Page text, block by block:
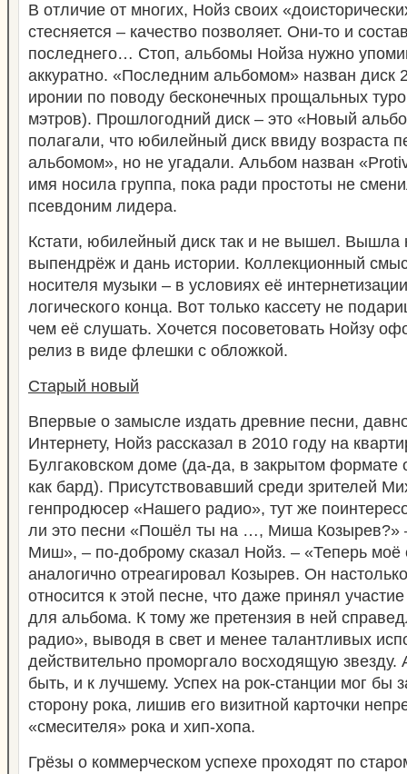
В отличие от многих, Нойз своих
стесняется – качество позволяет. Они-то и
последнего… Стоп, альбомы Нойза нужно
аккуратно. «Последним альбомом» назван диск
иронии по поводу бесконечных прощальных
мэтров). Прошлогодний диск – это «Новый
полагали, что юбилейный диск ввиду возраста
альбомом», но не угадали. Альбом назван
имя носила группа, пока ради простоты не
псевдоним лидера.
Кстати, юбилейный диск так и не вышел. Вышла
выпендрёж и дань истории. Коллекционный
носителя музыки – в условиях её
логического конца. Вот только кассету не
чем её слушать. Хочется посоветовать Нойзу
релиз в виде флешки с обложкой.
Старый новый
Впервые о замысле издать древние песни,
Интернету, Нойз рассказал в 2010 году на
Булгаковском доме (да-да, в закрытом формате
как бард). Присутствовавший среди зрителей
генпродюсер «Нашего радио», тут же
ли это песни «Пошёл ты на …, Миша Козырев?»
Миш», – по-доброму сказал Нойз. – «Теперь моё
аналогично отреагировал Козырев. Он
относится к этой песне, что даже принял
для альбома. К тому же претензия в ней
радио», выводя в свет и менее талантливых
действительно проморгало восходящую звезду.
быть, и к лучшему. Успех на рок-станции мог бы
сторону рока, лишив его визитной карточки
«смесителя» рока и хип-хопа.
Грёзы о коммерческом успехе проходят по